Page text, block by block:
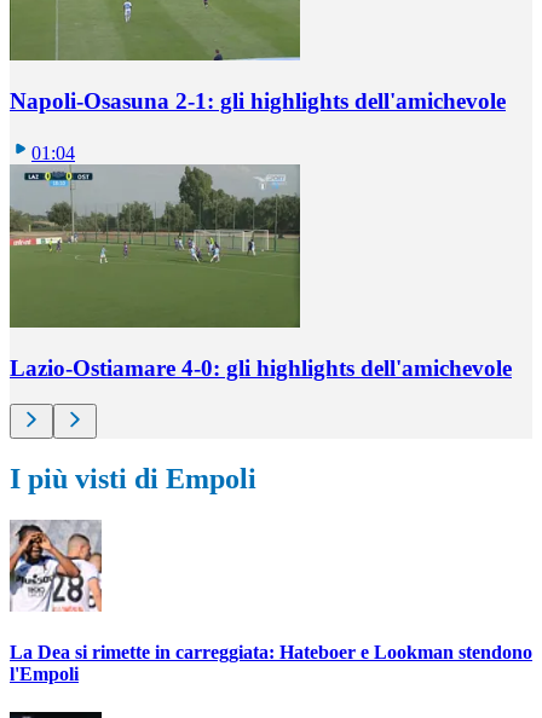
Napoli-Osasuna 2-1: gli highlights dell'amichevole
01:04
Lazio-Ostiamare 4-0: gli highlights dell'amichevole
I più visti di Empoli
La Dea si rimette in carreggiata: Hateboer e Lookman stendono
l'Empoli